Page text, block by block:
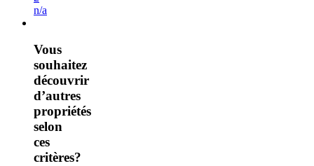
n/a
Vous
souhaitez
découvrir
d’autres
propriétés
selon
ces
critères?